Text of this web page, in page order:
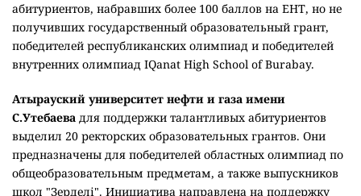
абитуриентов, набравших более 100 баллов на ЕНТ, но не
получивших государственный образовательный грант,
победителей республиканских олимпиад и победителей
внутренних олимпиад IQanat High School of Burabay.
Атырауский университет нефти и газа имени
С.Утебаева для поддержки талантливых абитуриентов
выделил 20 ректорских образовательных грантов. Они
предназначены для победителей областных олимпиад по
общеобразовательным предметам, а также выпускников
школ "Зерделі". Инициатива направлена на поддержку